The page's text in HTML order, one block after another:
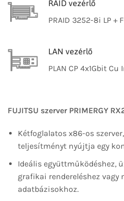
RAID vezérlő
PRAID 3252-8i LP +
LAN vezérlő
PLAN CP 4x1Gbit
FUJITSU szerver PRIMERGY
Kétfoglalatos x86-os
teljesítményt nyújtja egy
Ideális együttműködéshez,
grafikai rendereléshez vagy
adatbázisokhoz.